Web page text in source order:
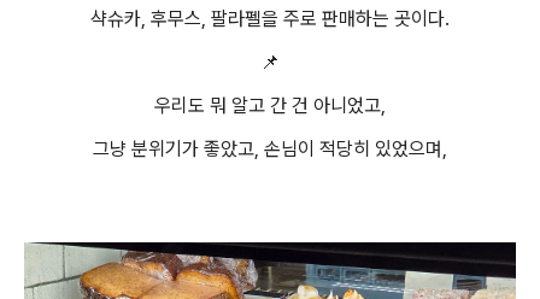
샥슈카, 후무스, 팔라펠을 주로 판매하는 곳이다.
📌
우리도 뭐 알고 간 건 아니었고,
그냥 분위기가 좋았고, 손님이 적당히 있었으며,